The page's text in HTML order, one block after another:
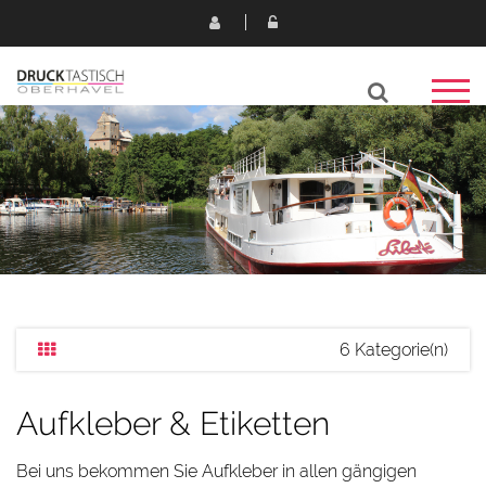
6 Kategorie(n)
Aufkleber & Etiketten
Bei uns bekommen Sie Aufkleber in allen gängigen